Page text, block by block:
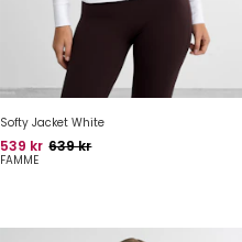
Softy Jacket White
Pris
539 kr Oprindelig pris
639 kr
FAMME